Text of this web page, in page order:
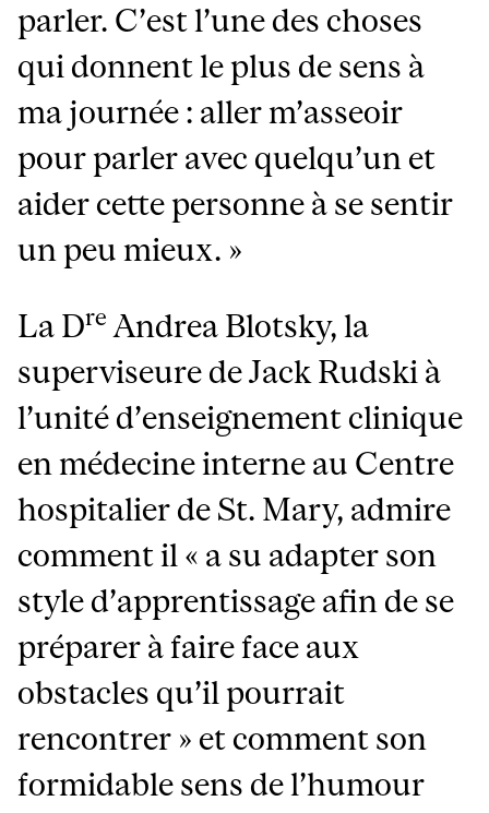
parler. C’est l’une des choses
qui donnent le plus de sens à
ma journée : aller m’asseoir
pour parler avec quelqu’un et
aider cette personne à se sentir
un peu mieux. »
La Dre Andrea Blotsky, la
superviseure de Jack Rudski à
l’unité d’enseignement clinique
en médecine interne au Centre
hospitalier de St. Mary, admire
comment il « a su adapter son
style d’apprentissage afin de se
préparer à faire face aux
obstacles qu’il pourrait
rencontrer » et comment son
formidable sens de l’humour